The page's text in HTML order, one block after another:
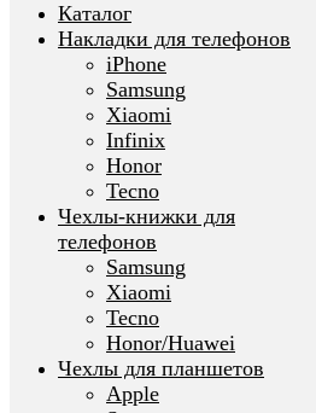
Каталог
Накладки для телефонов
iPhone
Samsung
Xiaomi
Infinix
Honor
Tecno
Чехлы-книжки для
телефонов
Samsung
Xiaomi
Tecno
Honor/Huawei
Чехлы для планшетов
Apple